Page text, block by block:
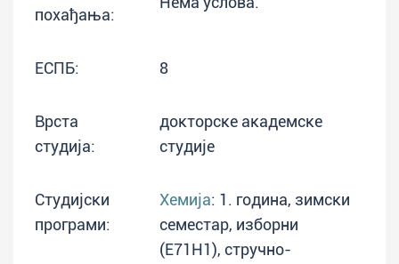
похађања:
ЕСПБ: 8
Врста
студија:
докторске академске
студије
Студијски
програми:
Хемија: 1. година, зимски
семестар, изборни
(E71H1), стручно-